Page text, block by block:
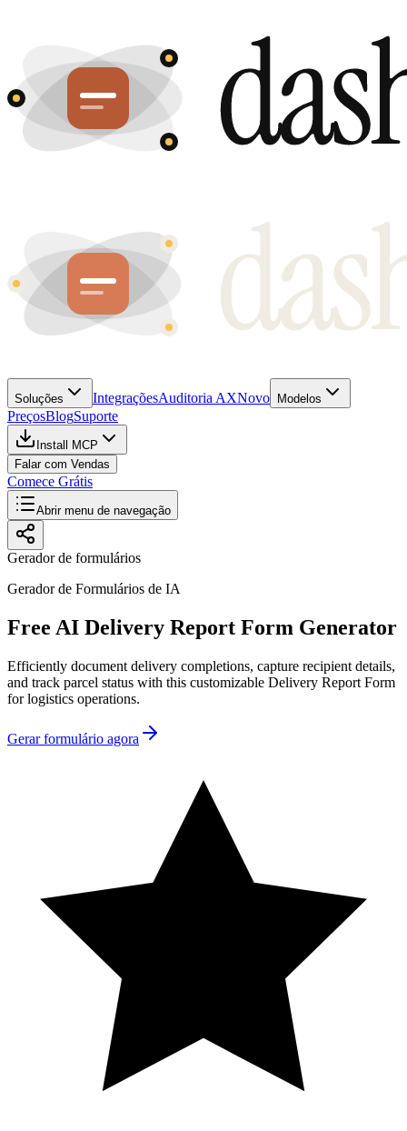
Soluções IntegraçõesAuditoria AXNovo Modelos
PreçosBlogSuporte
Install MCP
Falar com Vendas
Comece Grátis
Abrir menu de navegação
Gerador de formulários
Gerador de Formulários de IA
Free AI Delivery Report Form Generator
Efficiently document delivery completions, capture recipient details,
and track parcel status with this customizable Delivery Report Form
for logistics operations.
Gerar formulário agora